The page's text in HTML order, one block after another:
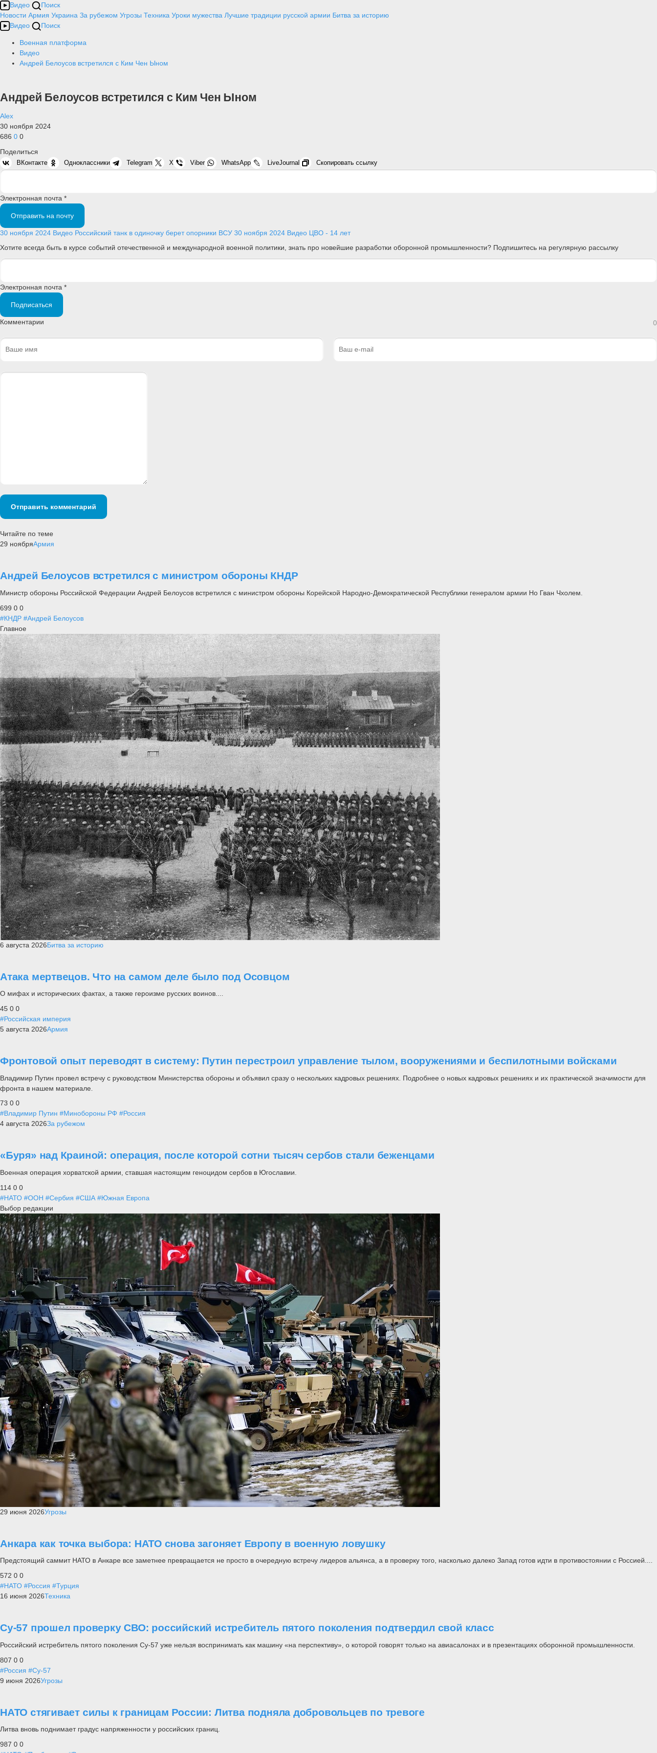
Видео
Поиск
Новости Армия Украина За рубежом Угрозы Техника Уроки мужества Лучшие традиции русской армии Битва за историю
Видео
Поиск
Военная платформа
Видео
Андрей Белоусов встретился с Ким Чен Ыном
Андрей Белоусов встретился с Ким Чен Ыном
Alex
30 ноября 2024
686 0 0
Поделиться
ВКонтакте Одноклассники Telegram X Viber WhatsApp LiveJournal Скопировать ссылку
Электронная почта *
Отправить на почту
30 ноября 2024 Видео Российский танк в одиночку берет опорники ВСУ 30 ноября 2024 Видео ЦВО - 14 лет
Хотите всегда быть в курсе событий отечественной и международной военной политики, знать про новейшие разработки оборонной промышленности? Подпишитесь на регулярную рассылку
Электронная почта *
Подписаться
Комментарии 0
Отправить комментарий
Читайте по теме
29 ноябряАрмия
Андрей Белоусов встретился с министром обороны КНДР
Министр обороны Российской Федерации Андрей Белоусов встретился с министром обороны Корейской Народно-Демократической Республики генералом армии Но Гван Чхолем.
699 0 0
#КНДР #Андрей Белоусов
Главное
6 августа 2026Битва за историю
Атака мертвецов. Что на самом деле было под Осовцом
О мифах и исторических фактах, а также героизме русских воинов....
45 0 0
#Российская империя
5 августа 2026Армия
Фронтовой опыт переводят в систему: Путин перестроил управление тылом, вооружениями и беспилотными войсками
Владимир Путин провел встречу с руководством Министерства обороны и объявил сразу о нескольких кадровых решениях. Подробнее о новых кадровых решениях и их практической значимости для
фронта в нашем материале.
73 0 0
#Владимир Путин #Минобороны РФ #Россия
4 августа 2026За рубежом
«Буря» над Краиной: операция, после которой сотни тысяч сербов стали беженцами
Военная операция хорватской армии, ставшая настоящим геноцидом сербов в Югославии.
114 0 0
#НАТО #ООН #Сербия #США #Южная Европа
Выбор редакции
29 июня 2026Угрозы
Анкара как точка выбора: НАТО снова загоняет Европу в военную ловушку
Предстоящий саммит НАТО в Анкаре все заметнее превращается не просто в очередную встречу лидеров альянса, а в проверку того, насколько далеко Запад готов идти в противостоянии с Россией....
572 0 0
#НАТО #Россия #Турция
16 июня 2026Техника
Су-57 прошел проверку СВО: российский истребитель пятого поколения подтвердил свой класс
Российский истребитель пятого поколения Су-57 уже нельзя воспринимать как машину «на перспективу», о которой говорят только на авиасалонах и в презентациях оборонной промышленности.
807 0 0
#Россия #Су-57
9 июня 2026Угрозы
НАТО стягивает силы к границам России: Литва подняла добровольцев по тревоге
Литва вновь поднимает градус напряженности у российских границ.
987 0 0